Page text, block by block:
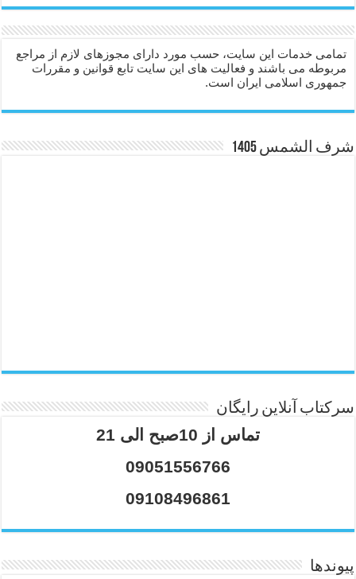
تمامی خدمات این سایت، حسب مورد دارای مجوزهای لازم از مراجع
مربوطه می باشند و فعالیت های این سایت تابع قوانین و مقررات
جمهوری اسلامی ایران است.
شرف الشمس 1405
سرکتاب آنلاین رایگان
تماس از 10صبح الی 21
09051556766
09108496861
پیوندها